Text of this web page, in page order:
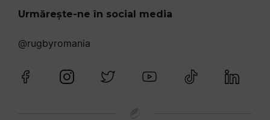
Urmărește-ne în social media
@rugbyromania